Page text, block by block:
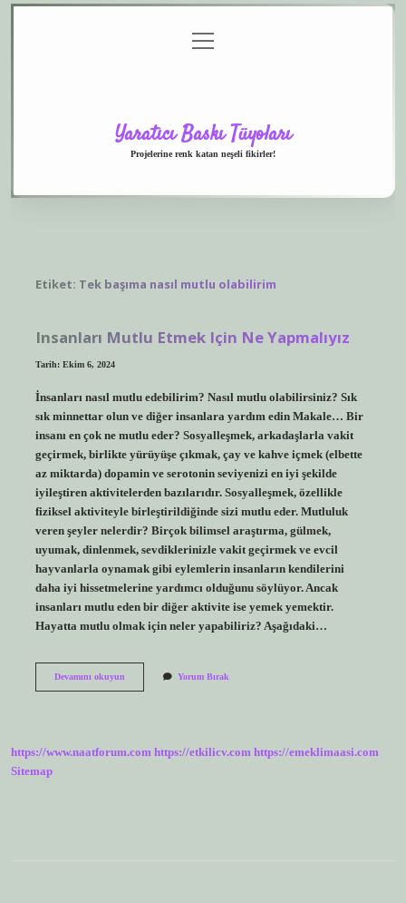
menüyü
aç
Yaratıcı Baskı Tüyoları
Projelerine renk katan neşeli fikirler!
Etiket: Tek başıma nasıl mutlu olabilirim
Insanları Mutlu Etmek Için Ne Yapmalıyız
Tarih: Ekim 6, 2024
İnsanları nasıl mutlu edebilirim? Nasıl mutlu olabilirsiniz? Sık
sık minnettar olun ve diğer insanlara yardım edin Makale… Bir
insanı en çok ne mutlu eder? Sosyalleşmek, arkadaşlarla vakit
geçirmek, birlikte yürüyüşe çıkmak, çay ve kahve içmek (elbette
az miktarda) dopamin ve serotonin seviyenizi en iyi şekilde
iyileştiren aktivitelerden bazılarıdır. Sosyalleşmek, özellikle
fiziksel aktiviteyle birleştirildiğinde sizi mutlu eder. Mutluluk
veren şeyler nelerdir? Birçok bilimsel araştırma, gülmek,
uyumak, dinlenmek, sevdiklerinizle vakit geçirmek ve evcil
hayvanlarla oynamak gibi eylemlerin insanların kendilerini
daha iyi hissetmelerine yardımcı olduğunu söylüyor. Ancak
insanları mutlu eden bir diğer aktivite ise yemek yemektir.
Hayatta mutlu olmak için neler yapabiliriz? Aşağıdaki…
Devamını okuyunInsanları
Yorum Bırak
https://www.naatforum.com https://etkilicv.com https://emeklimaasi.com
Sitemap